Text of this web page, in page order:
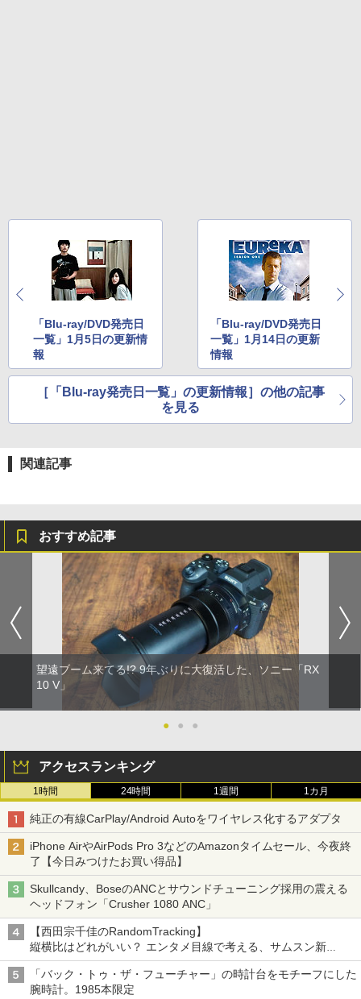
「Blu-ray/DVD発売日
一覧」1月5日の更新情
報
「Blu-ray/DVD発売日
一覧」1月14日の更新
情報
［「Blu-ray発売日一覧」の更新情報］の他の記事
を見る
関連記事
おすすめ記事
望遠ブーム来てる!? 9年ぶりに大復活した、ソニー「RX
10 V」
● ● ●
アクセスランキング
1時間 24時間 1週間 1カ月
純正の有線CarPlay/Android Autoをワイヤレス化するアダプタ
iPhone AirやAirPods Pro 3などのAmazonタイムセール、今夜終
了【今日みつけたお買い得品】
Skullcandy、BoseのANCとサウンドチューニング採用の震える
ヘッドフォン「Crusher 1080 ANC」
【西田宗千佳のRandomTracking】
縦横比はどれがいい？ エンタメ目線で考える、サムスン新
「Galaxy Z Fold」
「バック・トゥ・ザ・フューチャー」の時計台をモチーフにした
腕時計。1985本限定